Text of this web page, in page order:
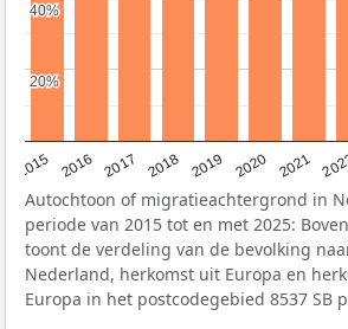
2015 2016 2017 2018 2019 2020 2021
20%
20%
40%
40%
Autochtoon of migratieachtergrond in
periode van 2015 tot en met 2025:
toont de verdeling van de bevolking
Nederland, herkomst uit Europa en
Europa in het postcodegebied 8537 SB